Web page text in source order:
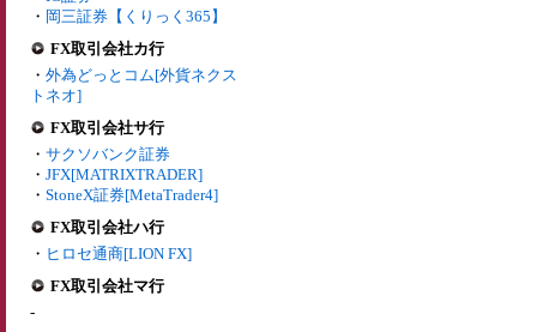
・ 岡三証券【くりっく365】
FX取引会社カ行
・ 外為どっとコム[外貨ネクス
トネオ]
FX取引会社サ行
・ サクソバンク証券
・ JFX[MATRIXTRADER]
・ StoneX証券[MetaTrader4]
FX取引会社ハ行
・ ヒロセ通商[LION FX]
FX取引会社マ行
-